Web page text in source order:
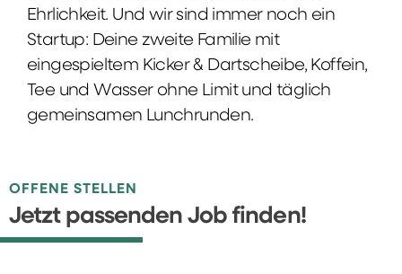
Ehrlichkeit. Und wir sind immer noch ein
Startup: Deine zweite Familie mit
eingespieltem Kicker & Dartscheibe, Koffein,
Tee und Wasser ohne Limit und täglich
gemeinsamen Lunchrunden.
OFFENE STELLEN
Jetzt passenden Job finden!